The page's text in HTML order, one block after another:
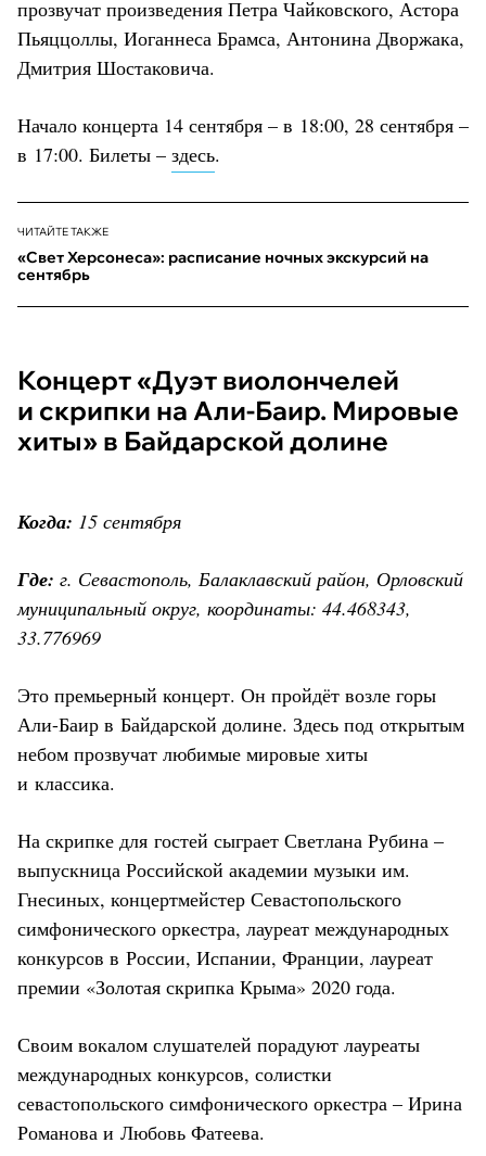
прозвучат произведения Петра Чайковского, Астора
Пьяццоллы, Иоганнеса Брамса, Антонина Дворжака,
Дмитрия Шостаковича.
Начало концерта 14 сентября – в 18:00, 28 сентября –
в 17:00. Билеты – здесь.
ЧИТАЙТЕ ТАКЖЕ
«Свет Херсонеса»: расписание ночных экскурсий на
сентябрь
Концерт «Дуэт виолончелей
и скрипки на Али-Баир. Мировые
хиты» в Байдарской долине
Когда: 15 сентября
Где: г. Севастополь, Балаклавский район, Орловский
муниципальный округ, координаты: 44.468343,
33.776969
Это премьерный концерт. Он пройдёт возле горы
Али-Баир в Байдарской долине. Здесь под открытым
небом прозвучат любимые мировые хиты
и классика.
На скрипке для гостей сыграет Светлана Рубина –
выпускница Российской академии музыки им.
Гнесиных, концертмейстер Севастопольского
симфонического оркестра, лауреат международных
конкурсов в России, Испании, Франции, лауреат
премии «Золотая скрипка Крыма» 2020 года.
Своим вокалом слушателей порадуют лауреаты
международных конкурсов, солистки
севастопольского симфонического оркестра – Ирина
Романова и Любовь Фатеева.